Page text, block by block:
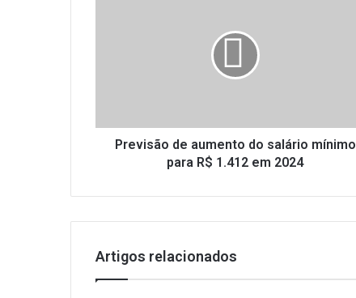
1.412
Previsão de aumento do salário mínimo
para R$ 1.412 em 2024
Artigos relacionados